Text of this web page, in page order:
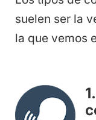
suelen ser la
la que vemos